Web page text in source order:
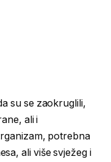
su se zaokruglili,
ali i
potrebna
ali više svježeg i